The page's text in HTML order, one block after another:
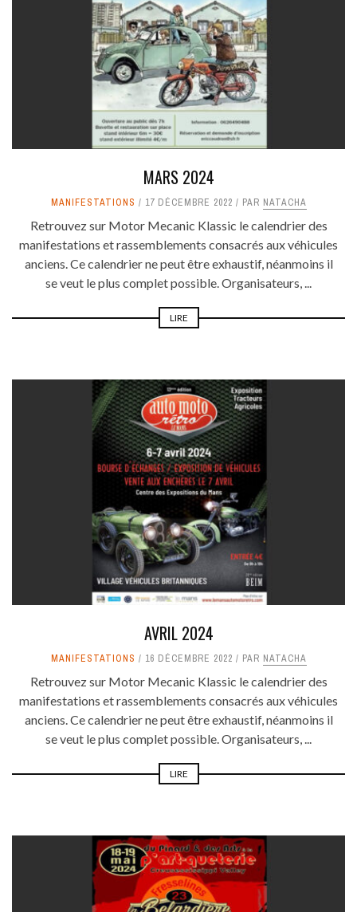
MARS 2024
MANIFESTATIONS 17 DÉCEMBRE 2022 PAR NATACHA
Retrouvez sur Motor Mecanic Klassic le calendrier des
manifestations et rassemblements consacrés aux véhicules
anciens. Ce calendrier ne peut être exhaustif, néanmoins il
se veut le plus complet possible. Organisateurs, ...
LIRE
AVRIL 2024
MANIFESTATIONS 16 DÉCEMBRE 2022 PAR NATACHA
Retrouvez sur Motor Mecanic Klassic le calendrier des
manifestations et rassemblements consacrés aux véhicules
anciens. Ce calendrier ne peut être exhaustif, néanmoins il
se veut le plus complet possible. Organisateurs, ...
LIRE